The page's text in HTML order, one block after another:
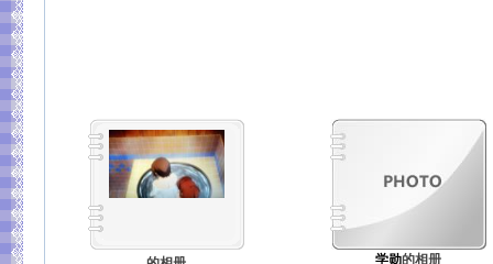
学勋的相册